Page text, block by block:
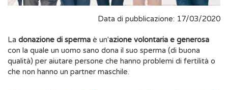
Data di pubblicazione: 17/03/2020
La donazione di sperma è un'azione volontaria e generosa
con la quale un uomo sano dona il suo sperma (di buona
qualità) per aiutare persone che hanno problemi di fertilità o
che non hanno un partner maschile.